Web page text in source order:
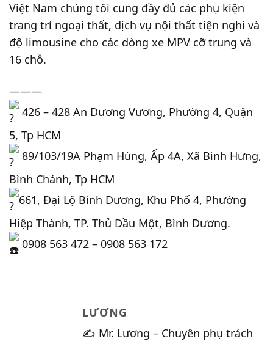
Việt Nam chúng tôi cung đầy đủ các phụ kiện
trang trí ngoại thất, dịch vụ nội thất tiện nghi và
độ limousine cho các dòng xe MPV cỡ trung và
16 chỗ.
———
426 – 428 An Dương Vương, Phường 4, Quận
5, Tp HCM
89/103/19A Phạm Hùng, Ấp 4A, Xã Bình Hưng,
Bình Chánh, Tp HCM
661, Đại Lộ Bình Dương, Khu Phố 4, Phường
Hiệp Thành, TP. Thủ Dầu Một, Bình Dương.
0908 563 472 – 0908 563 172
LƯƠNG
✍️ Mr. Lương – Chuyên phụ trách